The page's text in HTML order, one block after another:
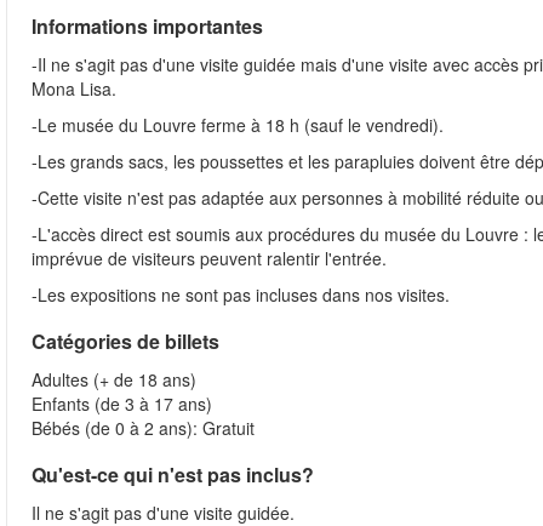
Informations importantes
-Il ne s'agit pas d'une visite guidée mais d'une visite avec accès
Mona Lisa.
-Le musée du Louvre ferme à 18 h (sauf le vendredi).
-Les grands sacs, les poussettes et les parapluies doivent être
-Cette visite n'est pas adaptée aux personnes à mobilité réduite
-L'accès direct est soumis aux procédures du musée du Louvre
imprévue de visiteurs peuvent ralentir l'entrée.
-Les expositions ne sont pas incluses dans nos visites.
Catégories de billets
Adultes (+ de 18 ans)
Enfants (de 3 à 17 ans)
Bébés (de 0 à 2 ans): Gratuit
Qu'est-ce qui n'est pas inclus?
Il ne s'agit pas d'une visite guidée.